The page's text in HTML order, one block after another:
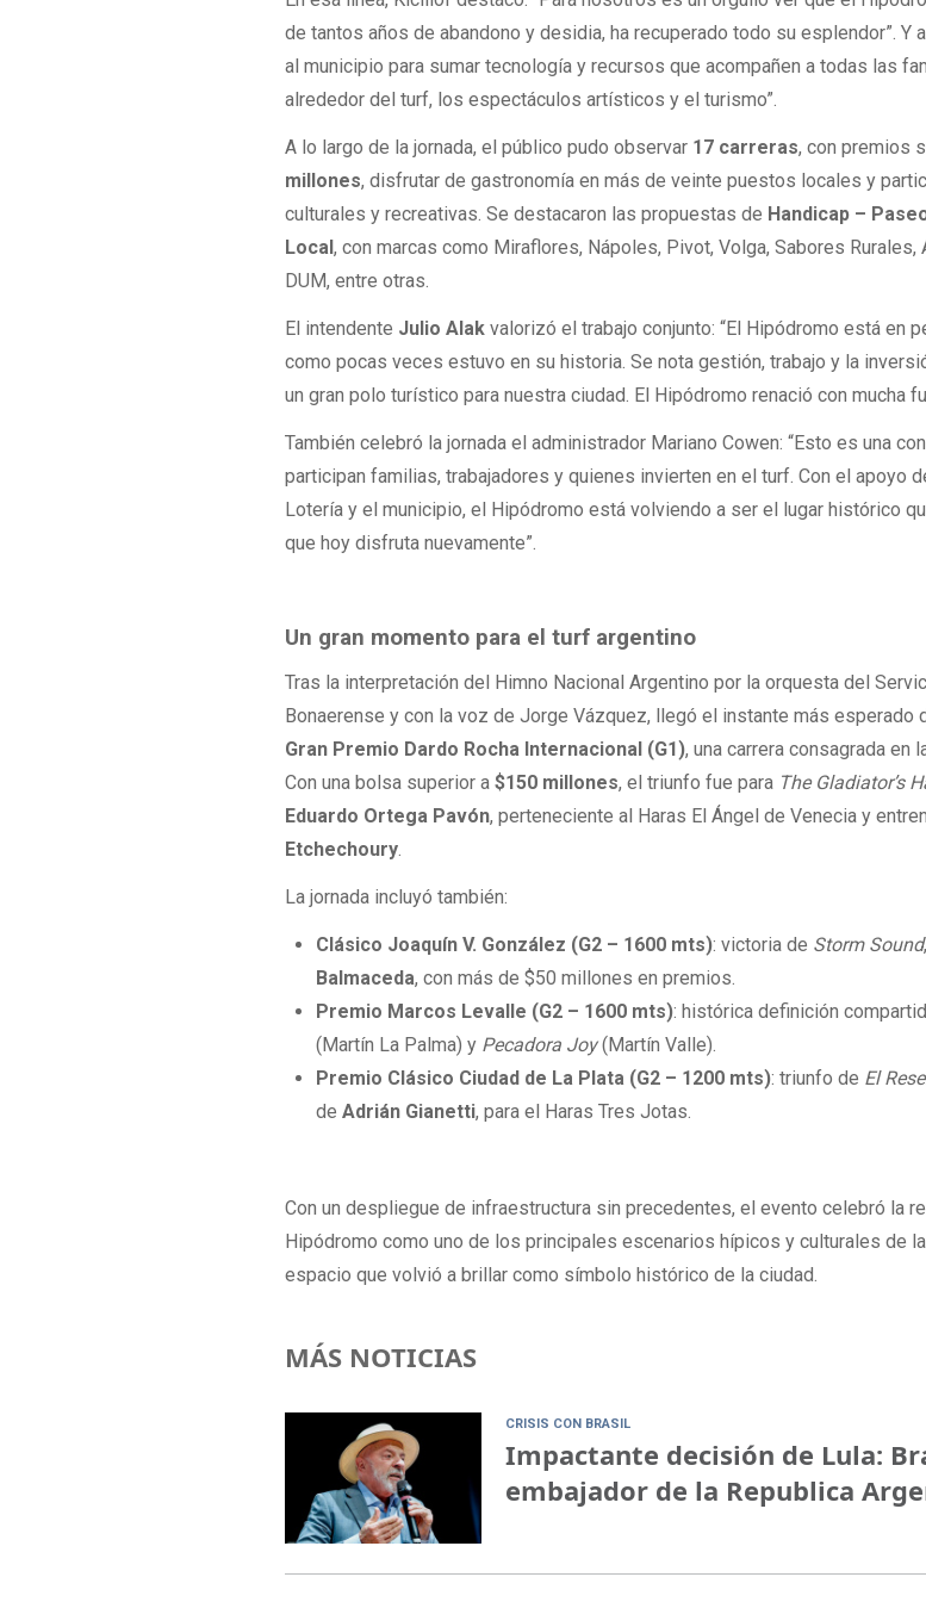
de tantos años de abandono y desidia, ha recuperado todo su esplendor”. Y
al municipio para sumar tecnología y recursos que acompañen a todas las
alrededor del turf, los espectáculos artísticos y el turismo”.
A lo largo de la jornada, el público pudo observar 17 carreras, con premios
millones, disfrutar de gastronomía en más de veinte puestos locales y
culturales y recreativas. Se destacaron las propuestas de Handicap –
Local, con marcas como Miraflores, Nápoles, Pivot, Volga, Sabores Rurales,
DUM, entre otras.
El intendente Julio Alak valorizó el trabajo conjunto: “El Hipódromo está en
como pocas veces estuvo en su historia. Se nota gestión, trabajo y la
un gran polo turístico para nuestra ciudad. El Hipódromo renació con mucha
También celebró la jornada el administrador Mariano Cowen: “Esto es una
participan familias, trabajadores y quienes invierten en el turf. Con el apoyo
Lotería y el municipio, el Hipódromo está volviendo a ser el lugar histórico
que hoy disfruta nuevamente”.
Un gran momento para el turf argentino
Tras la interpretación del Himno Nacional Argentino por la orquesta del
Bonaerense y con la voz de Jorge Vázquez, llegó el instante más esperado
Gran Premio Dardo Rocha Internacional (G1), una carrera consagrada en
Con una bolsa superior a$150 millones, el triunfo fue para The Gladiator’s
Eduardo Ortega Pavón, perteneciente al Haras El Ángel de Venecia y
Etchechoury.
La jornada incluyó también:
Clásico Joaquín V. González (G2 – 1600 mts): victoria de Storm Sound
Balmaceda, con más de $50 millones en premios.
Premio Marcos Levalle (G2 – 1600 mts): histórica definición
(Martín La Palma) y Pecadora Joy(Martín Valle).
Premio Clásico Ciudad de La Plata (G2 – 1200 mts): triunfo de El
de Adrián Gianetti, para el Haras Tres Jotas.
Con un despliegue de infraestructura sin precedentes, el evento celebró la
Hipódromo como uno de los principales escenarios hípicos y culturales de
espacio que volvió a brillar como símbolo histórico de la ciudad.
MÁS NOTICIAS
CRISIS CON BRASIL
Impactante decisión de Lula:
embajador de la Republica